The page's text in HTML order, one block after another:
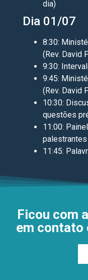
dia)
Dia 01/07
8:30:
(Rev. David
9:30:
9:45:
(Rev. David
10:30:
questões
11:00:
palestrantes
11:45:
Ficou com
em contato